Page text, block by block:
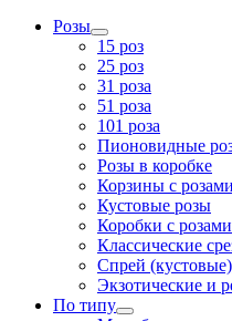
Розы
15 роз
25 роз
31 роза
51 роза
101 роза
Пионовидные
Розы в коробке
Корзины с розами
Кустовые розы
Коробки с розами
Классические
Спрей
Экзотические и
По типу